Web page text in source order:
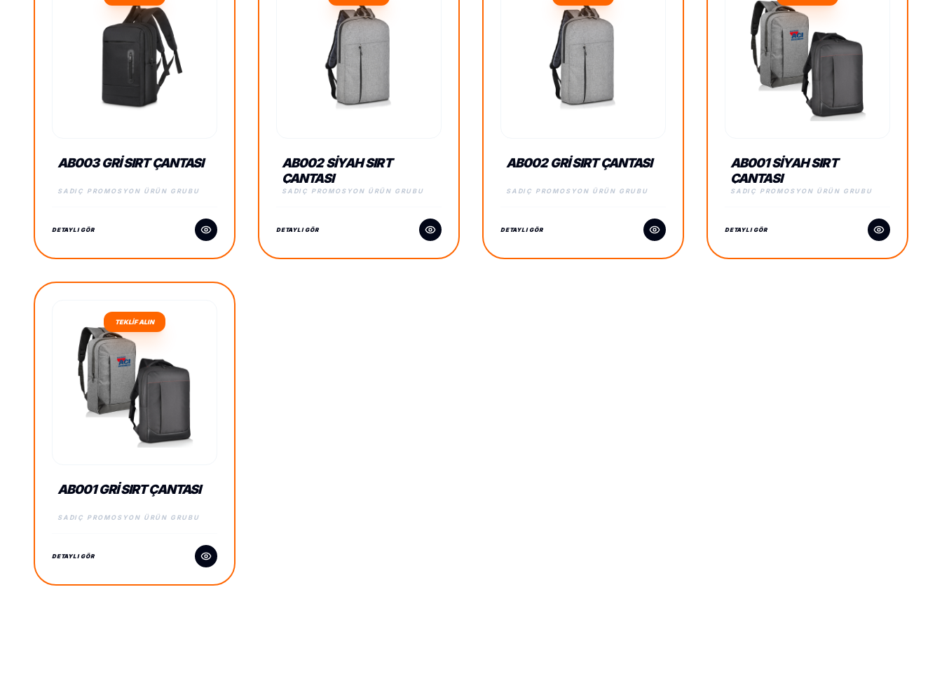
AB003 GRI SIRT ÇANTASI
SADIÇ PROMOSYON ÜRÜN GRUBU
DETAYLI GÖR
AB002 SIYAH SIRT
ÇANTASI
SADIÇ PROMOSYON ÜRÜN GRUBU
DETAYLI GÖR
AB002 GRI SIRT ÇANTASI
SADIÇ PROMOSYON ÜRÜN GRUBU
DETAYLI GÖR
AB001 SIYAH SIRT
ÇANTASI
SADIÇ PROMOSYON ÜRÜN GRUBU
DETAYLI GÖR
TEKLİF ALIN
AB001 GRI SIRT ÇANTASI
SADIÇ PROMOSYON ÜRÜN GRUBU
DETAYLI GÖR